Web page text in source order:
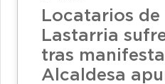
Locatarios de
Lastarria
tras
Alcaldesa